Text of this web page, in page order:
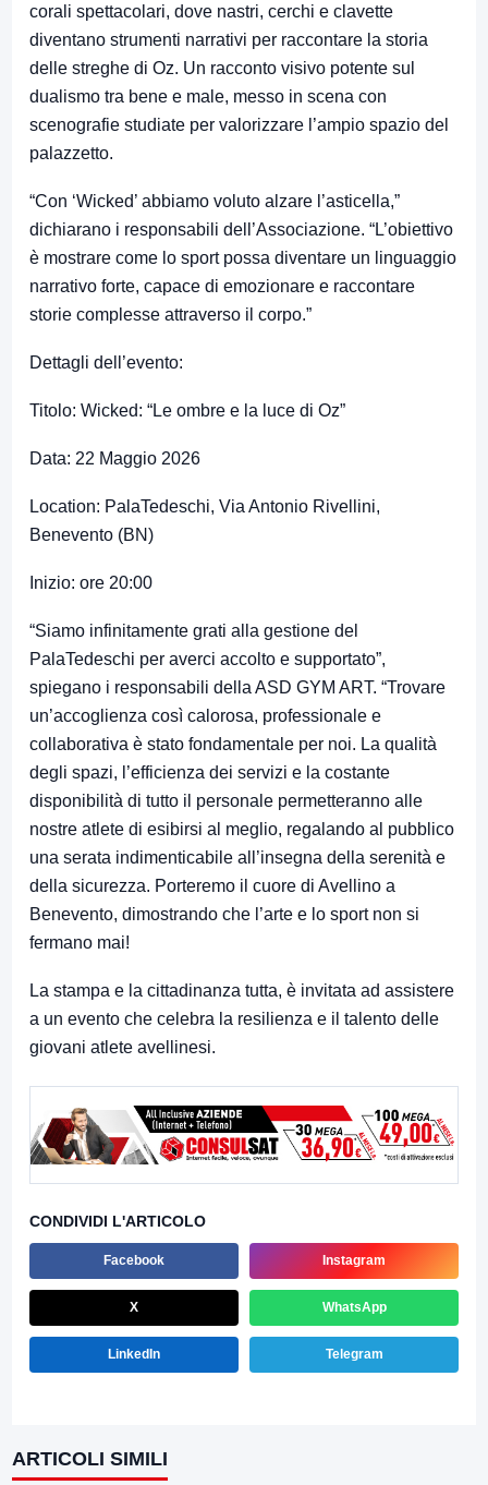
corali spettacolari, dove nastri, cerchi e clavette
diventano strumenti narrativi per raccontare la storia
delle streghe di Oz. Un racconto visivo potente sul
dualismo tra bene e male, messo in scena con
scenografie studiate per valorizzare l’ampio spazio del
palazzetto.
“Con ‘Wicked’ abbiamo voluto alzare l’asticella,”
dichiarano i responsabili dell’Associazione. “L’obiettivo
è mostrare come lo sport possa diventare un linguaggio
narrativo forte, capace di emozionare e raccontare
storie complesse attraverso il corpo.”
Dettagli dell’evento:
Titolo: Wicked: “Le ombre e la luce di Oz”
Data: 22 Maggio 2026
Location: PalaTedeschi, Via Antonio Rivellini,
Benevento (BN)
Inizio: ore 20:00
“Siamo infinitamente grati alla gestione del
PalaTedeschi per averci accolto e supportato”,
spiegano i responsabili della ASD GYM ART. “Trovare
un’accoglienza così calorosa, professionale e
collaborativa è stato fondamentale per noi. La qualità
degli spazi, l’efficienza dei servizi e la costante
disponibilità di tutto il personale permetteranno alle
nostre atlete di esibirsi al meglio, regalando al pubblico
una serata indimenticabile all’insegna della serenità e
della sicurezza. Porteremo il cuore di Avellino a
Benevento, dimostrando che l’arte e lo sport non si
fermano mai!
La stampa e la cittadinanza tutta, è invitata ad assistere
a un evento che celebra la resilienza e il talento delle
giovani atlete avellinesi.
CONDIVIDI L'ARTICOLO
Facebook Instagram
X WhatsApp
LinkedIn Telegram
ARTICOLI SIMILI